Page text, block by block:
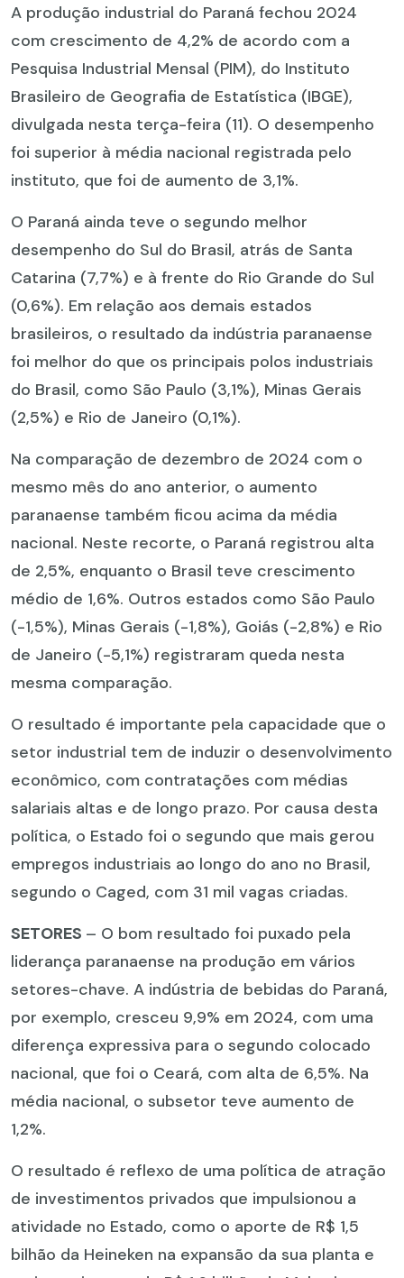
A produção industrial do Paraná fechou 2024
com crescimento de 4,2% de acordo com a
Pesquisa Industrial Mensal (PIM), do Instituto
Brasileiro de Geografia de Estatística (IBGE),
divulgada nesta terça-feira (11). O desempenho
foi superior à média nacional registrada pelo
instituto, que foi de aumento de 3,1%.
O Paraná ainda teve o segundo melhor
desempenho do Sul do Brasil, atrás de Santa
Catarina (7,7%) e à frente do Rio Grande do Sul
(0,6%). Em relação aos demais estados
brasileiros, o resultado da indústria paranaense
foi melhor do que os principais polos industriais
do Brasil, como São Paulo (3,1%), Minas Gerais
(2,5%) e Rio de Janeiro (0,1%).
Na comparação de dezembro de 2024 com o
mesmo mês do ano anterior, o aumento
paranaense também ficou acima da média
nacional. Neste recorte, o Paraná registrou alta
de 2,5%, enquanto o Brasil teve crescimento
médio de 1,6%. Outros estados como São Paulo
(-1,5%), Minas Gerais (-1,8%), Goiás (-2,8%) e Rio
de Janeiro (-5,1%) registraram queda nesta
mesma comparação.
O resultado é importante pela capacidade que o
setor industrial tem de induzir o desenvolvimento
econômico, com contratações com médias
salariais altas e de longo prazo. Por causa desta
política, o Estado foi o segundo que mais gerou
empregos industriais ao longo do ano no Brasil,
segundo o Caged, com 31 mil vagas criadas.
SETORES – O bom resultado foi puxado pela
liderança paranaense na produção em vários
setores-chave. A indústria de bebidas do Paraná,
por exemplo, cresceu 9,9% em 2024, com uma
diferença expressiva para o segundo colocado
nacional, que foi o Ceará, com alta de 6,5%. Na
média nacional, o subsetor teve aumento de
1,2%.
O resultado é reflexo de uma política de atração
de investimentos privados que impulsionou a
atividade no Estado, como o aporte de R$ 1,5
bilhão da Heineken na expansão da sua planta e